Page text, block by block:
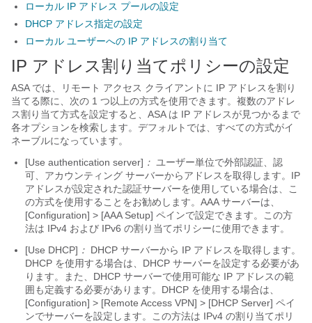
ローカル IP アドレス プールの設定
DHCP アドレス指定の設定
ローカル ユーザーへの IP アドレスの割り当て
IP アドレス割り当てポリシーの設定
ASA では、リモート アクセス クライアントに IP アドレスを割り
当てる際に、次の 1 つ以上の方式を使用できます。複数のアドレ
ス割り当て方式を設定すると、ASA は IP アドレスが見つかるまで
各オプションを検索します。デフォルトでは、すべての方式がイ
ネーブルになっています。
[Use authentication server] ： ユーザー単位で外部認証、認
可、アカウンティング サーバーからアドレスを取得します。IP
アドレスが設定された認証サーバーを使用している場合は、こ
の方式を使用することをお勧めします。 AAA サーバーは、
[Configuration] > [AAA Setup] ペインで設定できます。
この方
法は IPv4 および IPv6 の割り当てポリシーに使用できます。
[Use DHCP] ： DHCP サーバーから IP アドレスを取得します。
DHCP を使用する場合は、DHCP サーバーを設定する必要があ
ります。また、DHCP サーバーで使用可能な IP アドレスの範
囲も定義する必要があります。 DHCP を使用する場合は、
[Configuration] > [Remote Access VPN] > [DHCP Server] ペイ
ンでサーバーを設定します。
この方法は IPv4 の割り当てポリ